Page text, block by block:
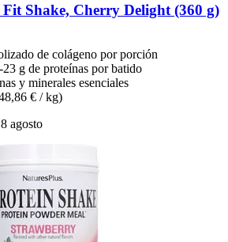
Fit Shake, Cherry Delight (360 g)
de colágeno por porción
g de proteínas por batido
y minerales esenciales
€ / kg)
agosto